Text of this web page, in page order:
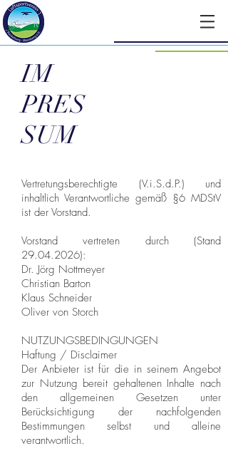
IM
PRES
SUM
Vertretungsberechtigte (V.i.S.d.P.) und
inhaltlich Verantwortliche gemäß §6 MDStV
ist der Vorstand.
Vorstand vertreten durch (Stand
29.04.2026):
Dr. Jörg Nottmeyer
Christian Barton
Klaus Schneider
Oliver von Storch
NUTZUNGSBEDINGUNGEN
Haftung / Disclaimer
Der Anbieter ist für die in seinem Angebot
zur Nutzung bereit gehaltenen Inhalte nach
den allgemeinen Gesetzen unter
Berücksichtigung der nachfolgenden
Bestimmungen selbst und alleine
verantwortlich.